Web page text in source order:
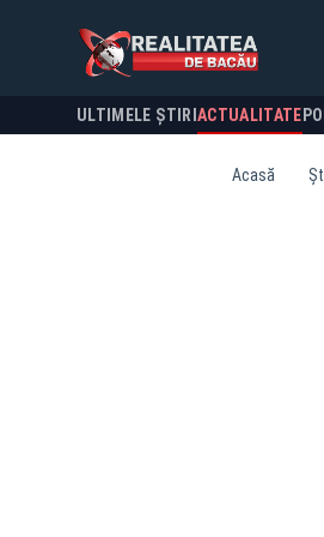
ULTIMELE ȘTIRI ACTUALITATE
Acasă